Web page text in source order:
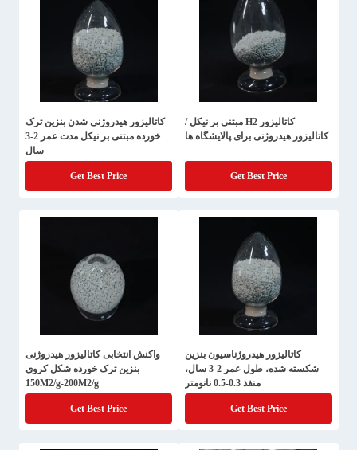
کاتالیزور H2 مبتنی بر نیکل /
کاتالیزور هیدروژنی برای پالایشگاه ها
Get Best Price
کاتالیزور هیدروژنی شدن بنزین ترک
خورده مبتنی بر نیکل مدت عمر 2-3
سال
Get Best Price
کاتالیزور هیدروژناسیون بنزین
شکسته شده، طول عمر 2-3 سال،
منفذ 0.3-0.5 نانومتر
Get Best Price
واکنش انتخابی کاتالیزور هیدروژنی
بنزین ترک خورده شکل کروی
150M2/g-200M2/g
Get Best Price